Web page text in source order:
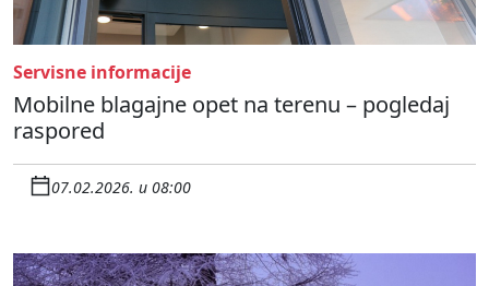
Servisne informacije
Mobilne blagajne opet na terenu – pogledaj
raspored
07.02.2026. u 08:00